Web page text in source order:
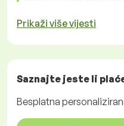
Prikaži više vijesti
Saznajte jeste li
Besplatna